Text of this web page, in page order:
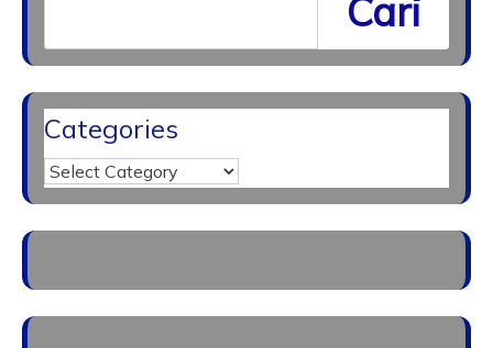
Cari
Categories